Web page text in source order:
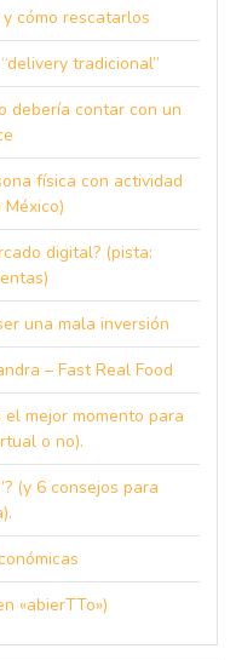
cómo rescatarlos
tradicional”
debería contar con un
física con actividad
México)
digital? (pista:
una mala inversión
– Fast Real Food
mejor momento para
o no).
(y 6 consejos para
«abierTTo»)